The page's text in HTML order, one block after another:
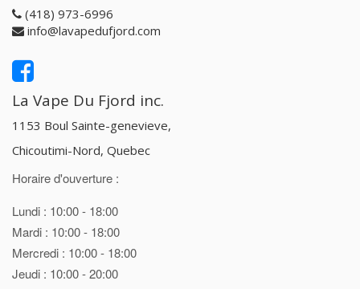
(418) 973-6996
info@lavapedufjord.com
La Vape Du Fjord inc.
1153 Boul Sainte-genevieve,
Chicoutimi-Nord, Quebec
Horaire d'ouverture :
Lundi : 10:00 - 18:00
Mardi : 10:00 - 18:00
Mercredi : 10:00 - 18:00
Jeudi : 10:00 - 20:00